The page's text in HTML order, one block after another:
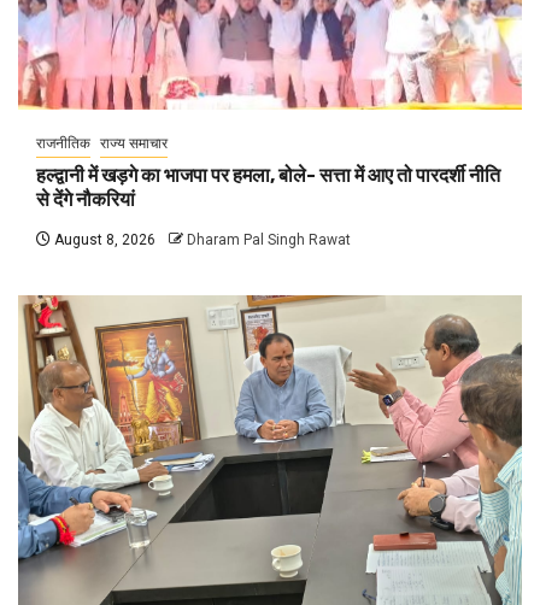
राजनीतिक राज्य समाचार
हल्द्वानी में खड़गे का भाजपा पर हमला, बोले- सत्ता में आए तो पारदर्शी नीति
से देंगे नौकरियां
August 8, 2026 Dharam Pal Singh Rawat